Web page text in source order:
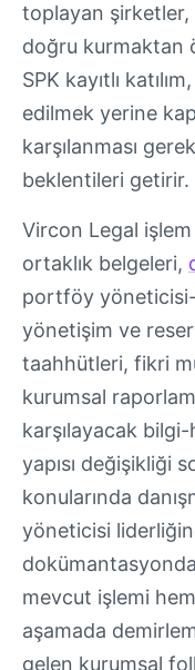
toplayan
doğru kurmaktan
SPK kayıtlı
edilmek yerine
karşılanması
beklentileri getirir.
Vircon Legal işlem
ortaklık belgeleri,
portföy yöneticisi-
yönetişim ve
taahhütleri, fikri
kurumsal
karşılayacak
yapısı değişikliği
konularında
yöneticisi
mevcut işlemi
aşamada
gelen kurumsal